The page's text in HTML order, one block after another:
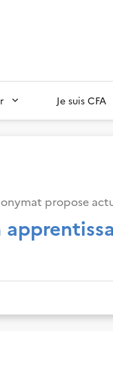
Je suis CFA
propose